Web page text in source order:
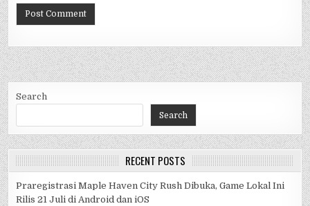
Search
Search
RECENT POSTS
Praregistrasi Maple Haven City Rush Dibuka, Game Lokal Ini
Rilis 21 Juli di Android dan iOS